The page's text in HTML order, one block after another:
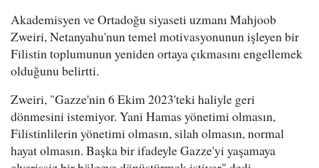
Akademisyen ve Ortadoğu siyaseti uzmanı Mahjoob
Zweiri, Netanyahu'nun temel motivasyonunun işleyen bir
Filistin toplumunun yeniden ortaya çıkmasını engellemek
olduğunu belirtti.
Zweiri, "Gazze'nin 6 Ekim 2023'teki haliyle geri
dönmesini istemiyor. Yani Hamas yönetimi olmasın,
Filistinlilerin yönetimi olmasın, silah olmasın, normal
hayat olmasın. Başka bir ifadeyle Gazze'yi yaşamaya